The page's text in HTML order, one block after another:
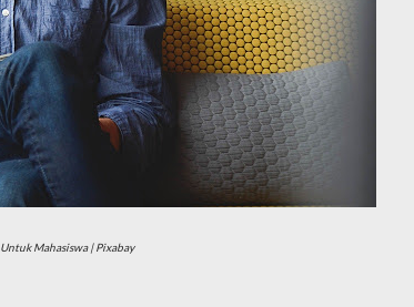
Mahasiswa | Pixabay